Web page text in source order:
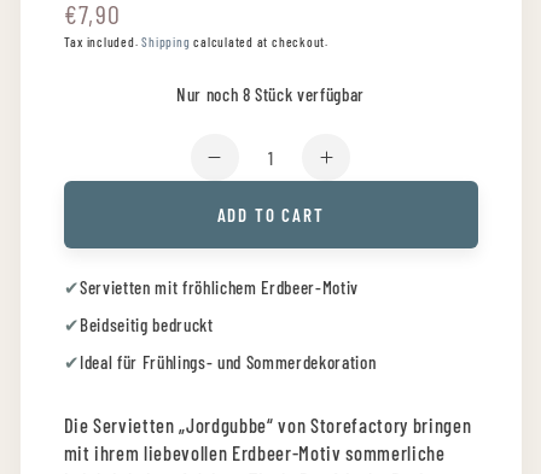
Regular
price
€7,90
Tax included.Shipping calculated at checkout.
Nur noch 8 Stück verfügbar
Quantity
Decrease
for
Storefactory
Servietten
16
Increase
Storefactory
Servietten
16
ADD TO CART
✔Servietten mit fröhlichem Erdbeer-Motiv
✔Beidseitig bedruckt
✔Ideal für Frühlings- und Sommerdekoration
Die Servietten „Jordgubbe“ von Storefactory bringen
mit ihrem liebevollen Erdbeer-Motiv sommerliche